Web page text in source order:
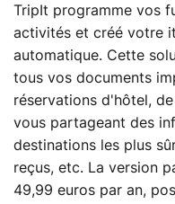
TripIt programme vos
activités et créé votre
automatique. Cette
tous vos documents
réservations d'hôtel,
vous partageant des
destinations les plus
reçus, etc. La version
49,99 euros par an,